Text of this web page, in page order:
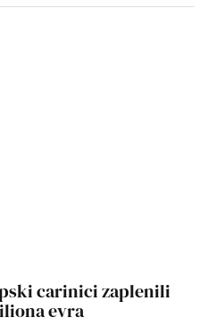
carinici zaplenili
evra